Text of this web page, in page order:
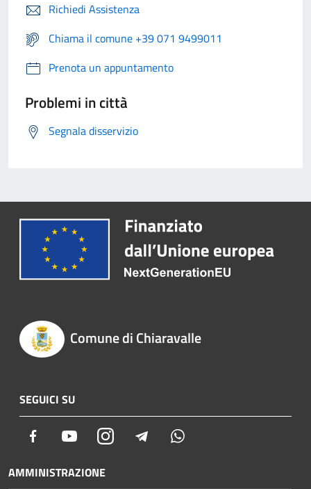
Richiedi Assistenza
Chiama il comune +39 071 9499011
Prenota un appuntamento
Problemi in città
Segnala disservizio
Comune di Chiaravalle
SEGUICI SU
Facebook YoutubeInstagram Telegram
AMMINISTRAZIONE